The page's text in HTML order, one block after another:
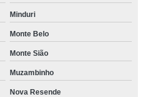
Minduri
Monte Belo
Monte Sião
Muzambinho
Nova Resende